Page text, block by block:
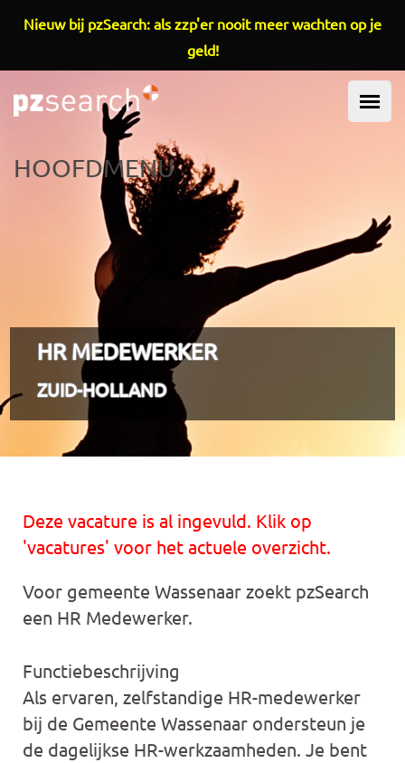
Overslaan en naar de inhoud gaan
HOOFDMENU
HR MEDEWERKER
ZUID-HOLLAND
Deze vacature is al ingevuld. Klik op
'vacatures' voor het actuele overzicht.
Voor gemeente Wassenaar zoekt pzSearch
een HR Medewerker.
Functiebeschrijving
Als ervaren, zelfstandige HR-medewerker
bij de Gemeente Wassenaar ondersteun je
de dagelijkse HR-werkzaamheden. Je bent
Nieuw bij pzSearch: als zzp'er nooit meer wachten op je
geld!